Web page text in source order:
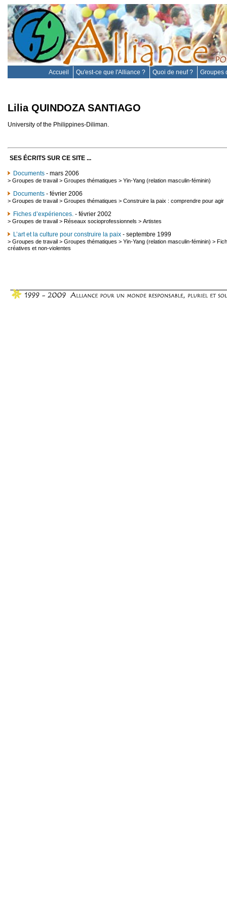
Accueil Qu'est-ce que l'Alliance ? Quoi de neuf ? Groupes
Lilia QUINDOZA SANTIAGO
University of the Philippines-Diliman.
SES ÉCRITS SUR CE SITE ...
Documents - mars 2006
> Groupes de travail > Groupes thématiques > Yin-Yang (relation masculin-féminin)
Documents - février 2006
> Groupes de travail > Groupes thématiques > Construire la paix : comprendre pour agir
Fiches d’expériences. - février 2002
> Groupes de travail > Réseaux socioprofessionnels > Artistes
L’art et la culture pour construire la paix - septembre 1999
> Groupes de travail > Groupes thématiques > Yin-Yang (relation masculin-féminin) >
créatives et non-violentes